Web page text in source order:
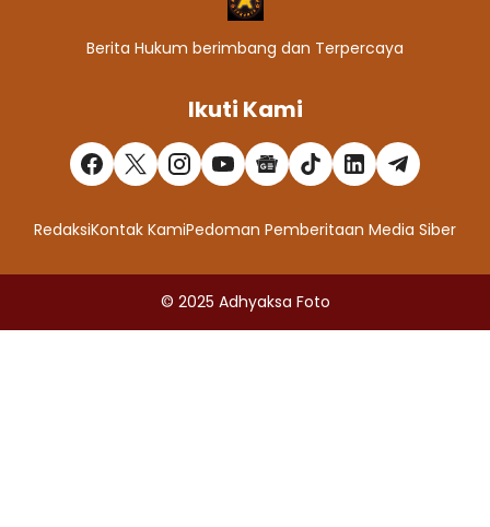
Berita Hukum berimbang dan Terpercaya
Ikuti Kami
RedaksiKontak KamiPedoman Pemberitaan Media Siber
© 2025 Adhyaksa Foto